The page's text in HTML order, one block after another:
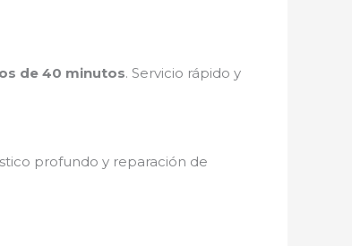
de 40 minutos. Servicio rápido y
profundo y reparación de